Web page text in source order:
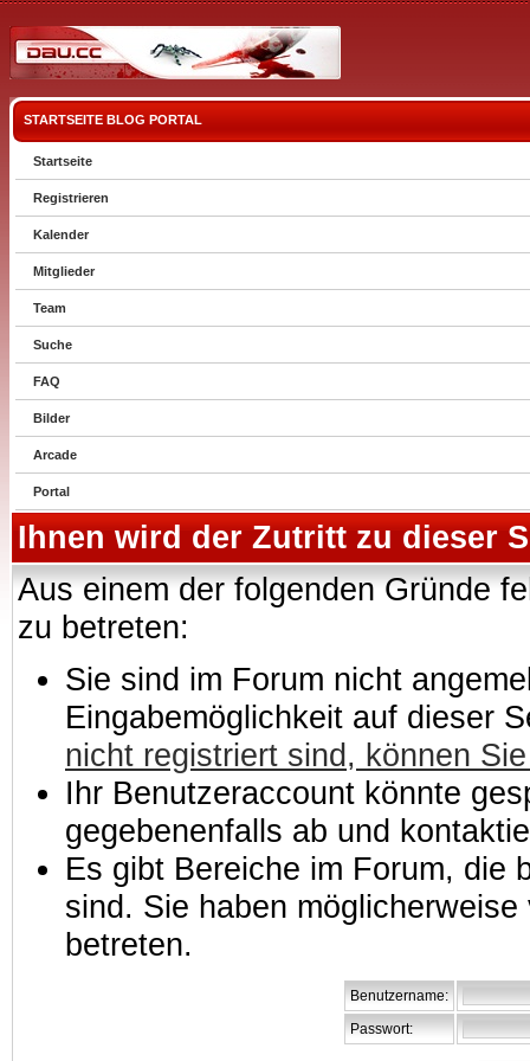
STARTSEITE BLOG PORTAL
Startseite
Registrieren
Kalender
Mitglieder
Team
Suche
FAQ
Bilder
Arcade
Portal
Ihnen wird der Zutritt zu dieser
Aus einem der folgenden Gründe
zu betreten:
Sie sind im Forum nicht
Eingabemöglichkeit auf dieser
nicht registriert sind, können
Ihr Benutzeraccount könnte
gegebenenfalls ab und
Es gibt Bereiche im Forum, die
sind. Sie haben
betreten.
Benutzername:
Passwort: